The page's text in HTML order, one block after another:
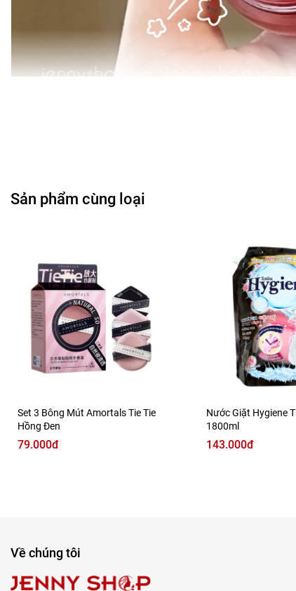
Sản phẩm cùng loại
Set 3 Bông Mút Amortals Tie Tie
Hồng Đen
79.000đ
Nước Giặt Hygiene
1800ml
143.000đ
Về chúng tôi